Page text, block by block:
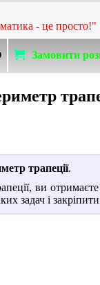
- це просто!"
Замовити
трапеції.
ви
задач і